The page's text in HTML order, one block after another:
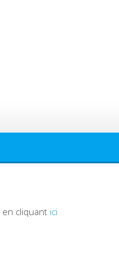
cliquant ici